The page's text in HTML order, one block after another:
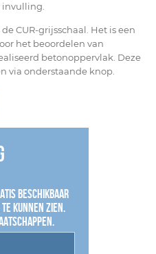
CUR-grijsschaal. Het is een
het beoordelen van
betonoppervlak. Deze
via onderstaande knop.
beschikbaar
te kunnen zien.